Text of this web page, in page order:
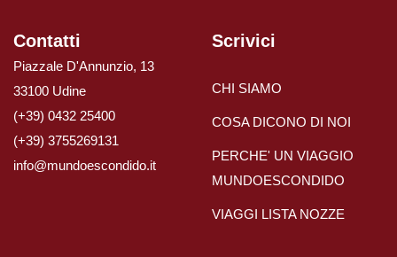
Viaggi in Bolivia
Viaggi in Brasile
Viaggi in Cile
Contatti
Piazzale D'Annunzio, 13
33100 Udine
(+39) 0432 25400
(+39) 3755269131
info@mundoescondido.it
Scrivici
CHI SIAMO
COSA DICONO DI NOI
PERCHE' UN VIAGGIO
MUNDOESCONDIDO
VIAGGI LISTA NOZZE